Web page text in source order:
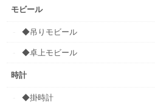
モビール
◆吊りモビール
◆卓上モビール
時計
◆掛時計